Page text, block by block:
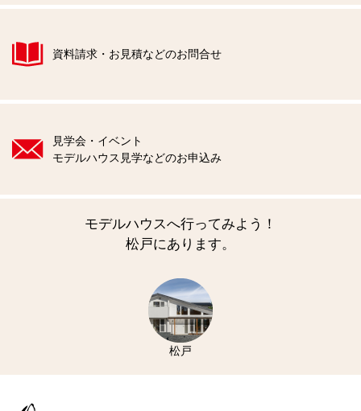
資料請求・お見積などのお問合せ
見学会・イベント
モデルハウス見学などのお申込み
モデルハウスへ行ってみよう！
松戸にあります。
松戸